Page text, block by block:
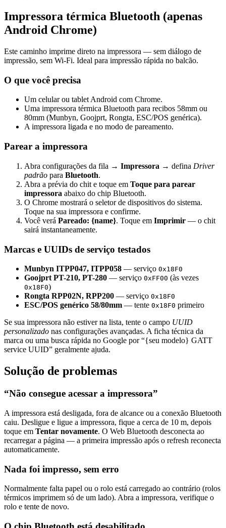
Impressora térmica Bluetooth (apenas
Android Chrome)
Este caminho imprime direto na impressora — sem diálogo de
impressão, sem Wi-Fi. Ideal para impressão rápida no balcão.
O que você precisa
Um celular ou tablet Android com Chrome.
Uma impressora térmica Bluetooth para recibos 58mm ou
80mm (Munbyn, Goojprt, Rongta, ESC/POS genérica).
A impressora ligada e no modo de pareamento.
Parear a impressora
Abra configurações da fila → Impressora → defina Driver
padrão para Bluetooth.
Abra a prévia do chit e toque em Toque para parear
impressora abaixo do chip Bluetooth.
O Chrome mostrará o seletor de dispositivos do sistema.
Toque na sua impressora e confirme.
Você verá Pareado: {name}. Toque em Imprimir — o chit
sairá instantaneamente.
Marcas e UUIDs de serviço testados
Munbyn ITPP047, ITPP058 — serviço 0x18F0
Goojprt PT-210, PT-280 — serviço 0xFF00 (às vezes
0x18F0)
Rongta RPP02N, RPP200 — serviço 0x18F0
ESC/POS genérico 58/80mm — tente 0x18F0 primeiro
Se sua impressora não estiver na lista, tente o campo UUID
personalizado nas configurações avançadas. A ficha técnica da
marca ou uma busca rápida no Google por “{seu modelo} GATT
service UUID” geralmente ajuda.
Solução de problemas
“Não consegue acessar a impressora”
A impressora está desligada, fora de alcance ou a conexão Bluetooth
caiu. Desligue e ligue a impressora, fique a cerca de 10 m, depois
toque em Tentar novamente. O Web Bluetooth desconecta ao
recarregar a página — a primeira impressão após o refresh reconecta
automaticamente.
Nada foi impresso, sem erro
Normalmente falta papel ou o rolo está carregado ao contrário (rolos
térmicos imprimem só de um lado). Abra a impressora, verifique o
rolo e tente de novo.